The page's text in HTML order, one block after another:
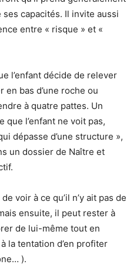
capacités. Il invite aussi
entre « risque » et «
l’enfant décide de relever
en bas d’une roche ou
à quatre pattes. Un
que l’enfant ne voit pas,
dépasse d’une structure »,
un dossier de Naître et
voir à ce qu’il n’y ait pas de
ensuite, il peut rester à
de lui-même tout en
la tentation d’en profiter
).